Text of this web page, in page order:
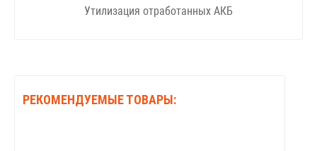
Утилизация отработанных АКБ
РЕКОМЕНДУЕМЫЕ ТОВАРЫ: